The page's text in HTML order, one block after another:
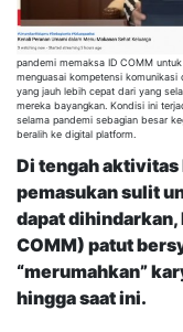
pandemi memaksa ID COMM untuk
menguasai kompetensi komunikasi
yang jauh lebih cepat dari yang
mereka bayangkan. Kondisi ini
selama pandemi sebagian besar
beralih ke digital platform.
Di tengah
pemasukan sulit
dapat
COMM) patut
“merumahkan”
hingga saat ini.